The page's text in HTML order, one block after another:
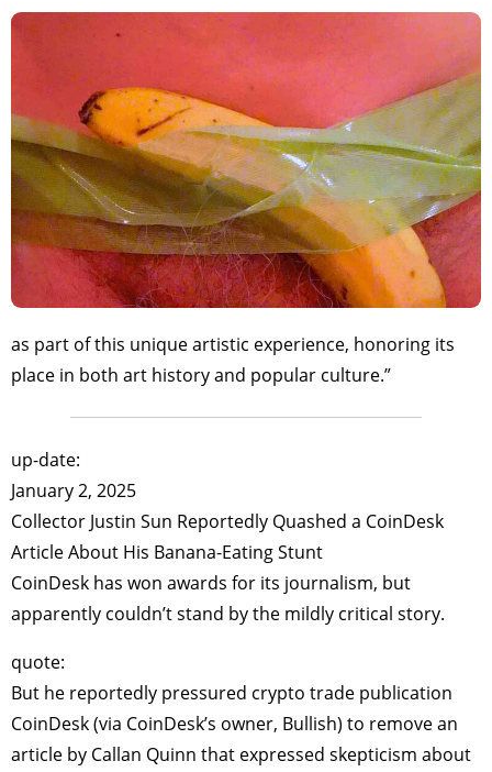
as part of this unique artistic experience, honoring its
place in both art history and popular culture.”
up-date:
January 2, 2025
Collector Justin Sun Reportedly Quashed a CoinDesk
Article About His Banana-Eating Stunt
CoinDesk has won awards for its journalism, but
apparently couldn’t stand by the mildly critical story.
quote:
But he reportedly pressured crypto trade publication
CoinDesk (via CoinDesk’s owner, Bullish) to remove an
article by Callan Quinn that expressed skepticism about